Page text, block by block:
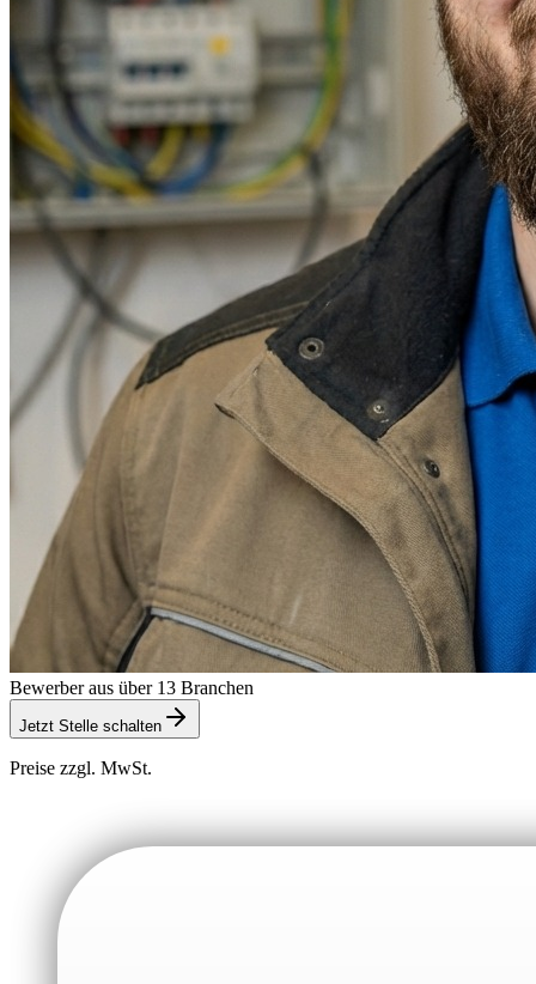
Bewerber aus über 13 Branchen
Jetzt Stelle schalten
Preise zzgl. MwSt.